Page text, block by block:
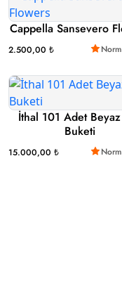
Cappella Sansevero
2.500,00 ₺
İthal 101 Adet
Buketi
15.000,00 ₺